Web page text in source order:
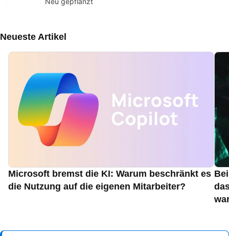
Neueste Artikel
Microsoft bremst die KI: Warum beschränkt es
die Nutzung auf die eigenen Mitarbeiter?